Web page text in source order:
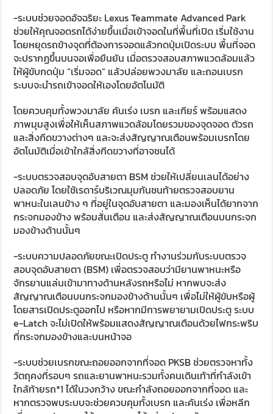
-ระบบช่วยจอดอัจฉริยะ Lexus Teammate Advanced Park
ช่วยให้คุณจอดรถได้ง่ายขึ้นเมื่อเข้าจอดในที่พื้นที่เปิด เริ่มใช้งาน
โดยหยุดรถข้างจุดที่ต้องการจอดแล้วกดปุ่มเปิดระบบ พื้นที่จอด
จะปรากฏขึ้นบนจอเพื่อยืนยัน เมื่อตรวจสอบสภาพแวดล้อมแล้ว
ให้ผู้ขับกดปุ่ม “เริ่มจอด” แล้วปล่อยพวงมาลัย และถอนเบรก
ระบบจะนำรถเข้าจอดให้เองโดยอัตโนมัติ
โดยควบคุมทั้งพวงมาลัย คันเร่ง เบรก และเกียร์ พร้อมแสดง
ภาพมุมสูงเพื่อให้เห็นสภาพแวดล้อมโดยรวมของจุดจอด ตัวรถ
และสิ่งกีดขวางต่างๆ และจะส่งสัญญาณเตือนพร้อมเบรกโดย
อัตโนมัติเมื่อเข้าใกล้สิ่งกีดขวางที่อาจชนได้
-ระบบตรวจสอบจุดอับสายตา BSM ช่วยให้เปลี่ยนเลนได้อย่าง
ปลอดภัย โดยใช้เรดาร์บริเวณมุมกันชนท้ายตรวจสอบยาน
พาหนะในเลนข้าง ๆ ที่อยู่ในจุดอับสายตา และมองเห็นได้ยากจาก
กระจกมองข้าง พร้อมสั่นเตือน และส่งสัญญาณเตือนบนกระจก
มองข้างด้านนั้นๆ
-ระบบความปลอดภัยขณะเปิดประตู ทำงานร่วมกับระบบตรวจ
สอบจุดอับสายตา (BSM) เพื่อตรวจสอบว่ามียานพาหนะหรือ
จักรยานแล่นเข้ามาทางด้านหลังรถหรือไม่ หากพบจะส่ง
สัญญาณเตือนบนกระจกมองข้างด้านนั้นๆ เพื่อไม่ให้ผู้ขับหรือผู้
โดยสารเปิดประตูออกไป หรือหากมีการพยายามเปิดประตู ระบบ
e-Latch จะไม่เปิดให้พร้อมแสดงสัญญาณเตือนด้วยไฟกระพริบ
ที่กระจกมองข้างและบนหน้าจอ
-ระบบช่วยเบรกขณะถอยออกจากที่จอด PKSB ช่วยตรวจหาทั้ง
วัตถุคงที่รอบๆ รถและยานพาหนะรวมทั้งคนเดินเท้าที่กำลังเข้า
ใกล้ท้ายรถ*1 ได้ในวงกว้าง ขณะกำลังถอยออกจากที่จอด และ
หากตรวจพบระบบจะช่วยควบคุมทั้งเบรก และคันเร่ง เพื่อหลีก